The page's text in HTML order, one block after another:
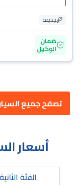
جديدة
ضمان
الوكيل
تصفح جميع
أسعار
الفئة الثانية